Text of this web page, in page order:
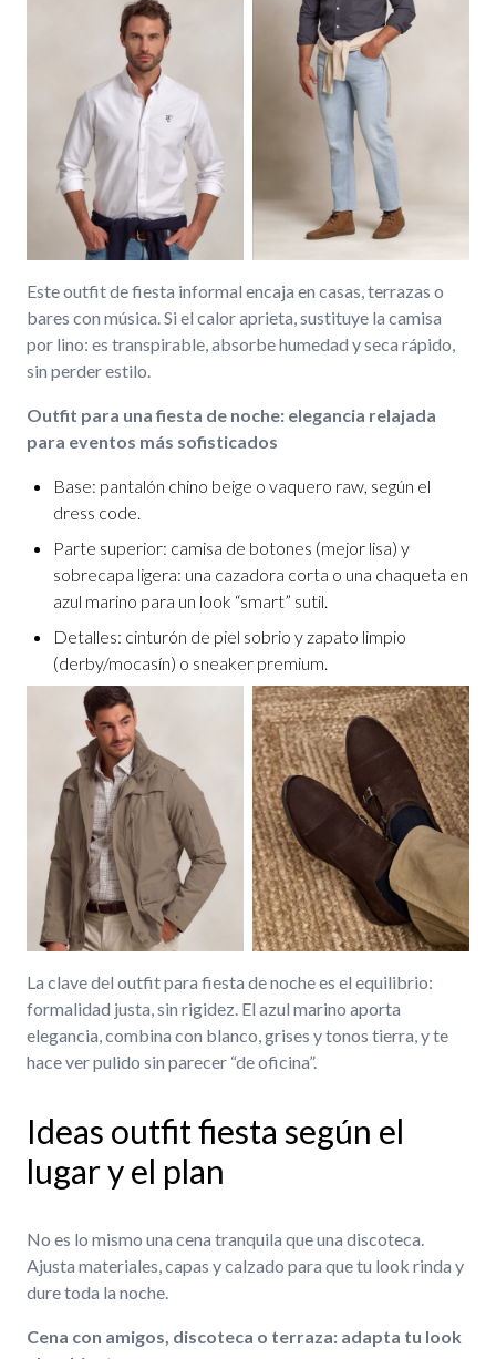
Este outfit de fiesta informal encaja en casas, terrazas o
bares con música. Si el calor aprieta, sustituye la camisa
por lino: es transpirable, absorbe humedad y seca rápido,
sin perder estilo.
Outfit para una fiesta de noche: elegancia relajada
para eventos más sofisticados
Base: pantalón chino beige o vaquero raw, según el
dress code.
Parte superior: camisa de botones (mejor lisa) y
sobrecapa ligera: una cazadora corta o una chaqueta en
azul marino para un look “smart” sutil.
Detalles: cinturón de piel sobrio y zapato limpio
(derby/mocasín) o sneaker premium.
La clave del outfit para fiesta de noche es el equilibrio:
formalidad justa, sin rigidez. El azul marino aporta
elegancia, combina con blanco, grises y tonos tierra, y te
hace ver pulido sin parecer “de oficina”.
Ideas outfit fiesta según el
lugar y el plan
No es lo mismo una cena tranquila que una discoteca.
Ajusta materiales, capas y calzado para que tu look rinda y
dure toda la noche.
Cena con amigos, discoteca o terraza: adapta tu look